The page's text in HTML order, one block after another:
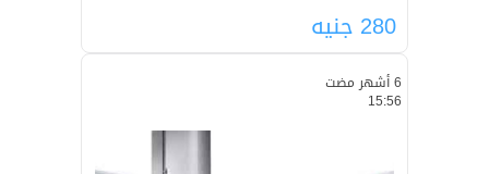
280 جنيه
6 أشهر مضت
15:56